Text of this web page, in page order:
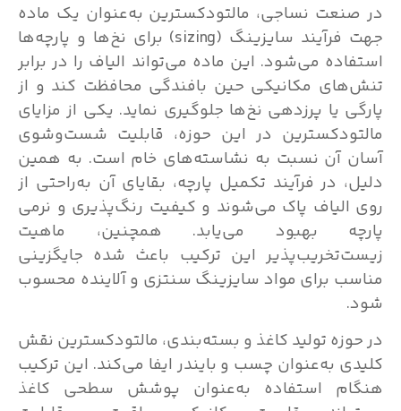
در صنعت نساجی، مالتودکسترین به‌عنوان یک ماده
جهت فرآیند سایزینگ (sizing) برای نخ‌ها و پارچه‌ها
استفاده می‌شود. این ماده می‌تواند الیاف را در برابر
تنش‌های مکانیکی حین بافندگی محافظت کند و از
پارگی یا پرزدهی نخ‌ها جلوگیری نماید. یکی از مزایای
مالتودکسترین در این حوزه، قابلیت شست‌وشوی
آسان آن نسبت به نشاسته‌های خام است. به همین
دلیل، در فرآیند تکمیل پارچه، بقایای آن به‌راحتی از
روی الیاف پاک می‌شوند و کیفیت رنگ‌پذیری و نرمی
پارچه بهبود می‌یابد. همچنین، ماهیت
زیست‌تخریب‌پذیر این ترکیب باعث شده جایگزینی
مناسب برای مواد سایزینگ سنتزی و آلاینده محسوب
شود.
در حوزه تولید کاغذ و بسته‌بندی، مالتودکسترین نقش
کلیدی به‌عنوان چسب و بایندر ایفا می‌کند. این ترکیب
هنگام استفاده به‌عنوان پوشش سطحی کاغذ